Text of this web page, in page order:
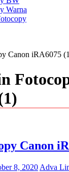
Warna
Canon iRA6075
Canon
8, 2020 Adva